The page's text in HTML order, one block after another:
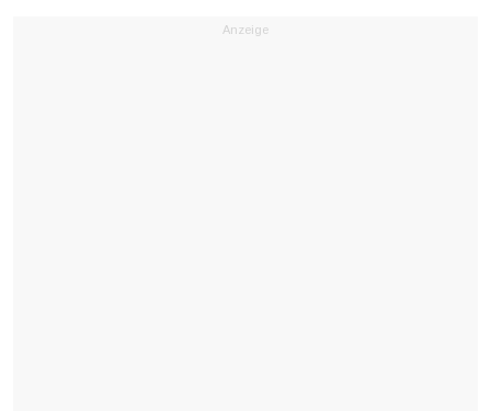
Anzeige